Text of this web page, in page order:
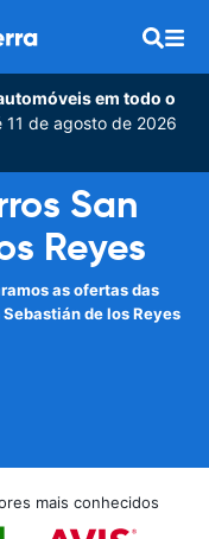
em todo o
11 de agosto de 2026
San
Reyes
as ofertas das
de los Reyes
mais conhecidos